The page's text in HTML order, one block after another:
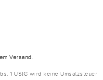
Versand.
1 UStG wird keine Umsatzsteuer